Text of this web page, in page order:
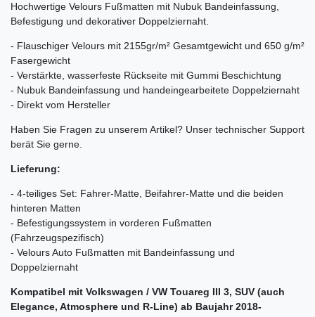
Hochwertige Velours Fußmatten mit Nubuk Bandeinfassung,
Befestigung und dekorativer Doppelziernaht.
- Flauschiger Velours mit 2155gr/m² Gesamtgewicht und 650 g/m²
Fasergewicht
- Verstärkte, wasserfeste Rückseite mit Gummi Beschichtung
- Nubuk Bandeinfassung und handeingearbeitete Doppelziernaht
- Direkt vom Hersteller
Haben Sie Fragen zu unserem Artikel? Unser technischer Support
berät Sie gerne.
Lieferung:
- 4-teiliges Set: Fahrer-Matte, Beifahrer-Matte und die beiden
hinteren Matten
- Befestigungssystem in vorderen Fußmatten
(Fahrzeugspezifisch)
- Velours Auto Fußmatten mit Bandeinfassung und
Doppelziernaht
Kompatibel mit Volkswagen / VW Touareg III 3, SUV (auch
Elegance, Atmosphere und R-Line) ab Baujahr 2018-